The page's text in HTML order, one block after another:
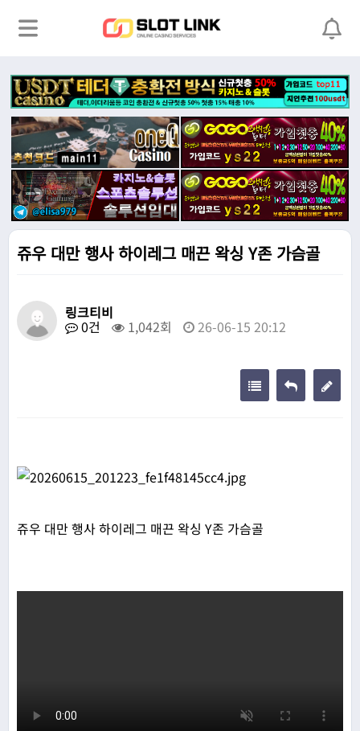
쥬우 대만 행사 하이레그 매끈 왁싱 Y존 가슴골
링크티비
0건 1,042회 26-06-15 20:12
쥬우 대만 행사 하이레그 매끈 왁싱 Y존 가슴골